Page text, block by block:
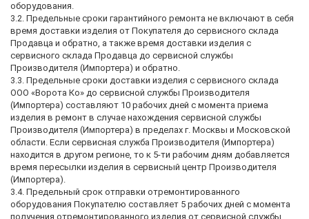
оборудования.
3.2. Предельные сроки гарантийного ремонта не включают в себя
время доставки изделия от Покупателя до сервисного склада
Продавца и обратно, а также время доставки изделия с
сервисного склада Продавца до сервисной службы
Производителя (Импортера) и обратно.
3.3. Предельные сроки доставки изделия с сервисного склада
ООО «Ворота Ко» до сервисной службы Производителя
(Импортера) составляют 10 рабочих дней с момента приема
изделия в ремонт в случае нахождения сервисной службы
Производителя (Импортера) в пределах г. Москвы и Московской
области. Если сервисная служба Производителя (Импортера)
находится в другом регионе, то к 5-ти рабочим дням добавляется
время пересылки изделия в сервисный центр Производителя
(Импортера).
3.4. Предельный срок отправки отремонтированного
оборудования Покупателю составляет 5 рабочих дней с момента
получения отремонтированного изделия от сервисной службы